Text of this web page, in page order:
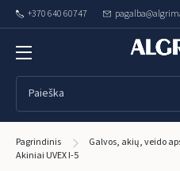
+370 640 60747
Pagrindinis Galvos, akių, veido
Akiniai UVEX I-5